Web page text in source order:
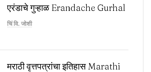
एरंडाचे गुऱ्हाळ Erandache Gurhal
चिं वि. जोशी
मराठी वृत्तपत्रांचा इतिहास Marathi